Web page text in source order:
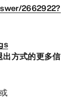
2662922?
方式的更多信
或